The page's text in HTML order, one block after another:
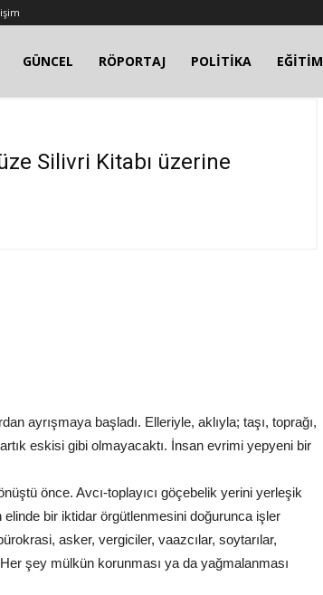
GÜNCEL RÖPORTAJ POLİTİKA EĞİTİM
Silivri Kitabı üzerine
ayrışmaya başladı. Elleriyle, aklıyla; taşı, toprağı,
eskisi gibi olmayacaktı. İnsan evrimi yepyeni bir
önce. Avcı-toplayıcı göçebelik yerini yerleşik
elinde bir iktidar örgütlenmesini doğurunca işler
asker, vergiciler, vaazcılar, soytarılar,
şey mülkün korunması ya da yağmalanması